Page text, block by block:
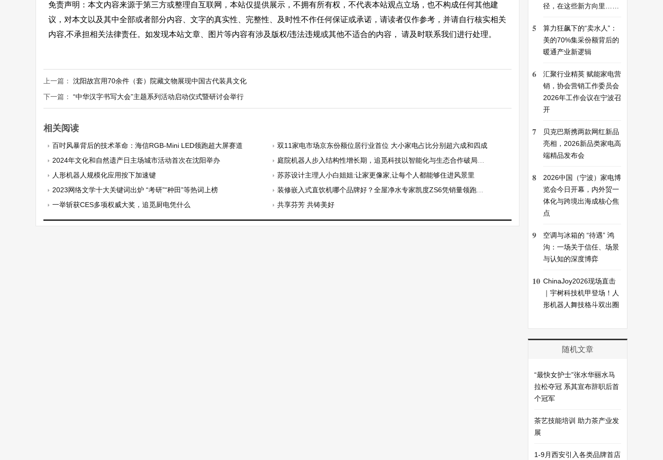
免责声明：本文内容来源于第三方或整理自互联网，本站仅提供展示，不拥有所有权，不代表本站观点立场，也不构成任何其他建
议，对本文以及其中全部或者部分内容、文字的真实性、完整性、及时性不作任何保证或承诺，请读者仅作参考，并请自行核实相关
内容,不承担相关法律责任。如发现本站文章、图片等内容有涉及版权/违法违规或其他不适合的内容， 请及时联系我们进行处理。
上一篇： 沈阳故宫用70余件（套）院藏文物展现中国古代装具文化
下一篇： “中华汉字书写大会”主题系列活动启动仪式暨研讨会举行
相关阅读
百吋风暴背后的技术革命：海信RGB-Mini LED领跑超大屏赛道
双11家电市场京东份额位居行业首位 大小家电占比分别超六成和四成
2024年文化和自然遗产日主场城市活动首次在沈阳举办
庭院机器人步入结构性增长期，追觅科技以智能化与生态合作破局出海
人形机器人规模化应用按下加速键
苏苏设计主理人小白姐姐:让家更像家,让每个人都能够住进风景里
2023网络文学十大关键词出炉 “考研”“种田”等热词上榜
装修嵌入式直饮机哪个品牌好？全屋净水专家凯度ZS6凭销量领跑行业
一举斩获CES多项权威大奖，追觅厨电凭什么
共享芬芳 共铸美好
径，在这些新方向里……
5
算力狂飙下的“卖水人”：
美的70%集采份额背后的
暖通产业新逻辑
6
汇聚行业精英 赋能家电营
销，协会营销工作委员会
2026年工作会议在宁波召
开
7
贝克巴斯携两款网红新品
亮相，2026新品类家电高
端精品发布会
8
2026中国（宁波）家电博
览会今日开幕，内外贸一
体化与跨境出海成核心焦
点
9
空调与冰箱的 “待遇” 鸿
沟：一场关于信任、场景
与认知的深度博弈
10 ChinaJoy2026现场直击
｜宇树科技机甲登场！人
形机器人舞技格斗双出圈
随机文章
“最快女护士”张水华丽水马
拉松夺冠 系其宣布辞职后首
个冠军
茶艺技能培训 助力茶产业发
展
1-9月西安引入各类品牌首店